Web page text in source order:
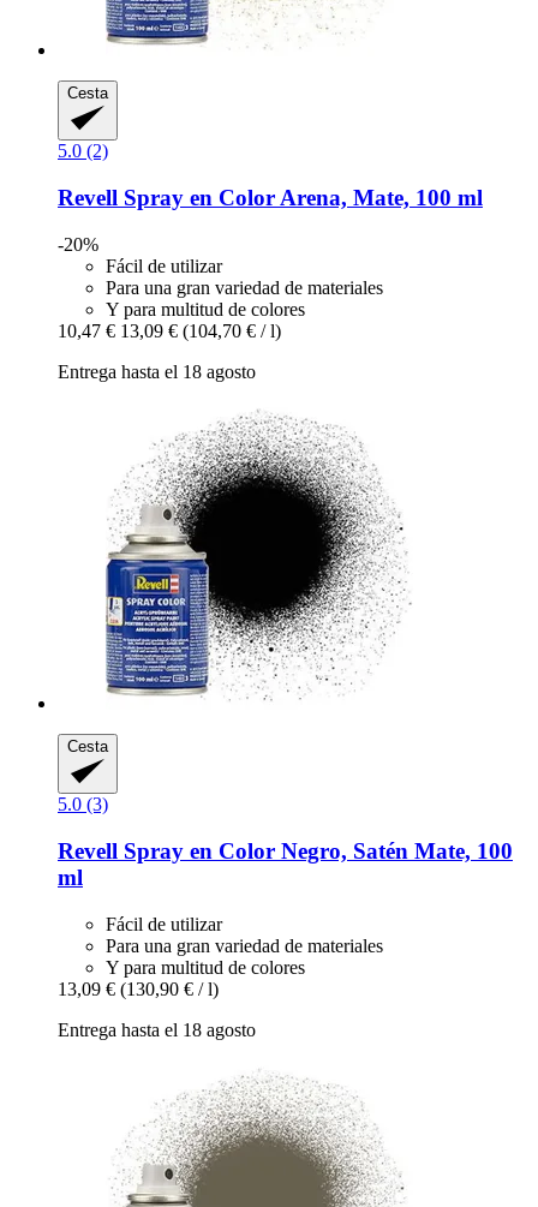
Cesta
5.0 (2)
Revell Spray en Color Arena, Mate, 100 ml
-20%
Fácil de utilizar
Para una gran variedad de materiales
Y para multitud de colores
10,47 € 13,09 € (104,70 € / l)
Entrega hasta el 18 agosto
Cesta
5.0 (3)
Revell Spray en Color Negro, Satén Mate, 100
ml
Fácil de utilizar
Para una gran variedad de materiales
Y para multitud de colores
13,09 € (130,90 € / l)
Entrega hasta el 18 agosto